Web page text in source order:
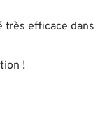
très efficace dans
!